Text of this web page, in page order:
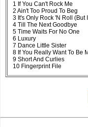
1 If You Can't Rock Me
2 Ain't Too Proud To Beg
3 It's Only Rock 'N Roll (But
4 Till The Next Goodbye
5 Time Waits For No One
6 Luxury
7 Dance Little Sister
8 If You Really Want To Be
9 Short And Curlies
10 Fingerprint File